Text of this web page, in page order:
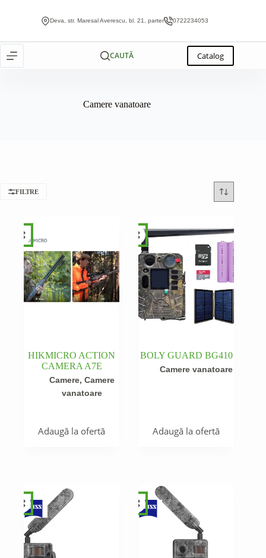
Deva, str. Maresal Averescu, bl. 21, parter 0722234053
CAUTĂ Catalog
Camere vanatoare
FILTRE
HIKMICRO ACTION
CAMERA A7E
Camere, Camere
vanatoare
Adaugă la ofertă
BOLY GUARD BG410
Camere vanatoare
Adaugă la ofertă